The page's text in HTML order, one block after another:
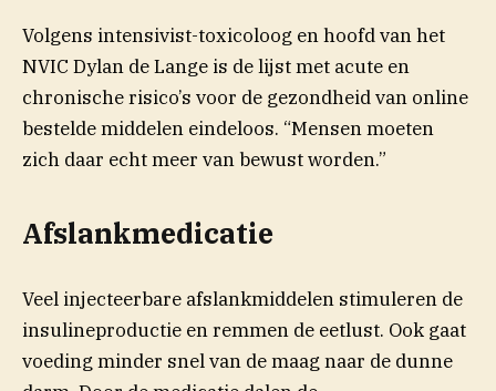
Volgens intensivist-toxicoloog en hoofd van het
NVIC Dylan de Lange is de lijst met acute en
chronische risico’s voor de gezondheid van online
bestelde middelen eindeloos. “Mensen moeten
zich daar echt meer van bewust worden.”
Afslankmedicatie
Veel injecteerbare afslankmiddelen stimuleren de
insulineproductie en remmen de eetlust. Ook gaat
voeding minder snel van de maag naar de dunne